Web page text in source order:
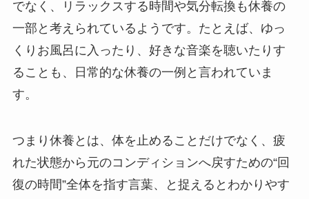
でなく、リラックスする時間や気分転換も休養の
一部と考えられているようです。たとえば、ゆっ
くりお風呂に入ったり、好きな音楽を聴いたりす
ることも、日常的な休養の一例と言われていま
す。
つまり休養とは、体を止めることだけでなく、疲
れた状態から元のコンディションへ戻すための“回
復の時間”全体を指す言葉、と捉えるとわかりやす